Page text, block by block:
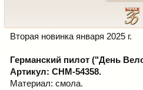
Вторая новинка января 2025 г.
Германский пилот ("День
Артикул: CHM-54358.
Материал: смола.